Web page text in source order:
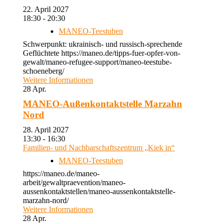
22. April 2027
18:30 - 20:30
MANEO-Teestuben
Schwerpunkt: ukrainisch- und russisch-sprechende
Geflüchtete https://maneo.de/tipps-fuer-opfer-von-
gewalt/maneo-refugee-support/maneo-teestube-
schoeneberg/
Weitere Informationen
28 Apr.
MANEO-Außenkontaktstelle Marzahn
Nord
28. April 2027
13:30 - 16:30
Familien- und Nachbarschaftszentrum „Kiek in“
MANEO-Teestuben
https://maneo.de/maneo-
arbeit/gewaltpraevention/maneo-
aussenkontaktstellen/maneo-aussenkontaktstelle-
marzahn-nord/
Weitere Informationen
28 Apr.